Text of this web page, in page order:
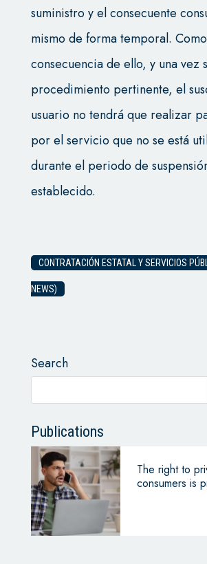
suministro y el consecuente
mismo de forma temporal. Como
consecuencia de ello, y una vez
procedimiento pertinente, el
usuario no tendrá que realizar
por el servicio que no se está
durante el periodo de
establecido.
CONTRATACIÓN ESTATAL Y SERVICIOS
NEWS)
Search
Publications
The right to
consumers is